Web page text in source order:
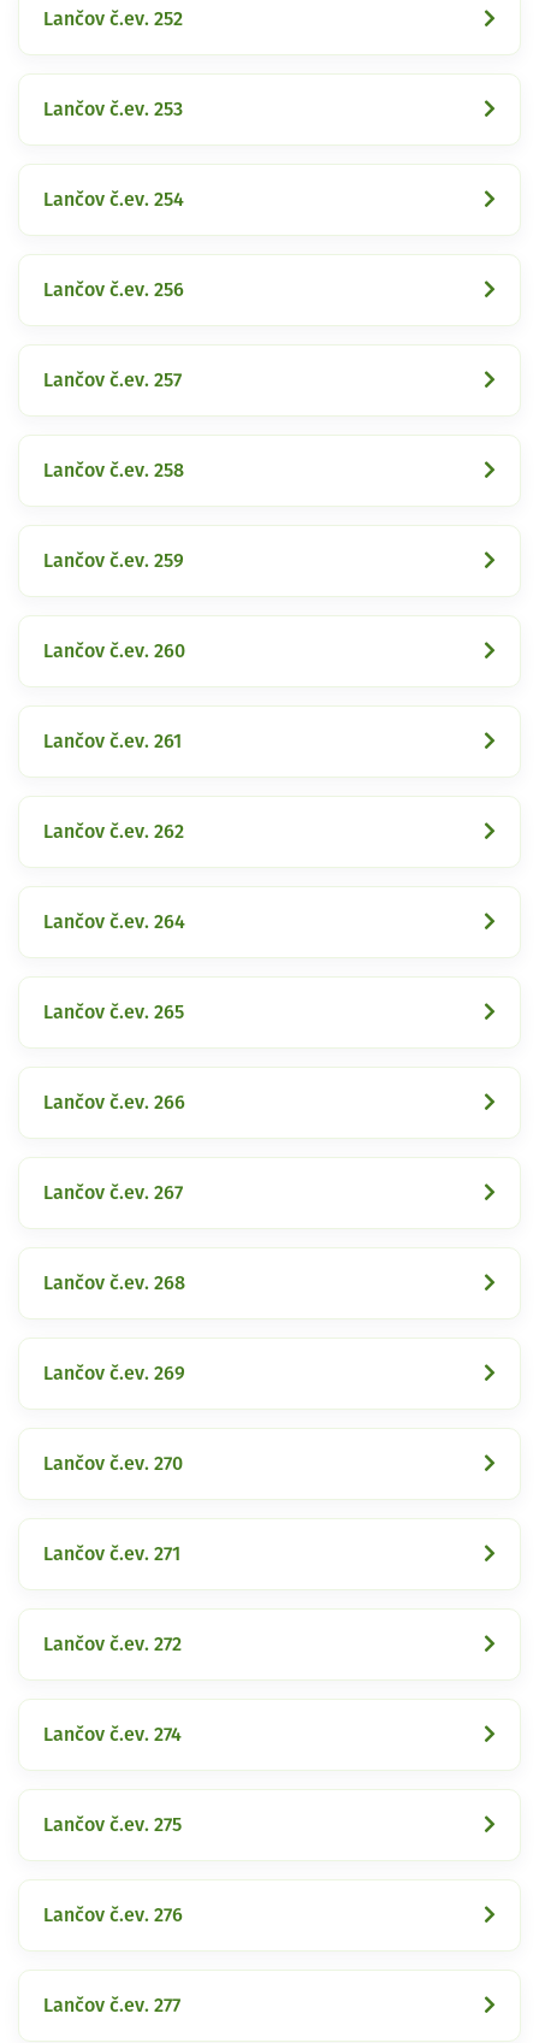
Lančov č.ev. 252
Lančov č.ev. 253
Lančov č.ev. 254
Lančov č.ev. 256
Lančov č.ev. 257
Lančov č.ev. 258
Lančov č.ev. 259
Lančov č.ev. 260
Lančov č.ev. 261
Lančov č.ev. 262
Lančov č.ev. 264
Lančov č.ev. 265
Lančov č.ev. 266
Lančov č.ev. 267
Lančov č.ev. 268
Lančov č.ev. 269
Lančov č.ev. 270
Lančov č.ev. 271
Lančov č.ev. 272
Lančov č.ev. 274
Lančov č.ev. 275
Lančov č.ev. 276
Lančov č.ev. 277